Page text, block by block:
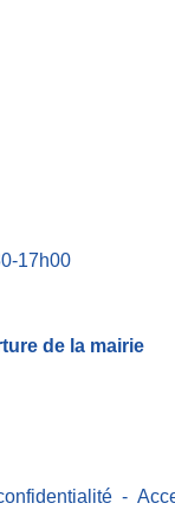
17h00
de la mairie
-